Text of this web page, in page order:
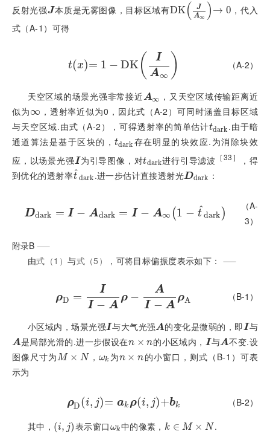
反射光强J
J 本质是无雾图像，目标区域有DK(
J
A∞ ) → 0
DKJA ∞→0
，代入
式（A-1）可得
t(x)= 1 − DK(
I
A∞ )
x=1- DKIA∞ （A-2）
天空区域的场景光强非常接近A∞
A∞
，又天空区域传输距离近
似为∞
∞
，透射率近似为0，因此式（A-2）可同时涵盖目标区域
与天空区域.由式（A-2），可得透射率的简单估计tdark
tdark.由于暗
通道算法是基于区块的，tdark
tdark存在明显的块效应.为消除块效
应，以场景光强I
I 为引导图像，对tdark
tdark进行引导滤波 ［33］
，得
到优化的透射率t
ˆdark
t^dark.进一步估计直接透射光Ddark
Ddark ：
Ddark = I − Adark = I − A∞ (1 − t
ˆdark )
Dd ar k=I-Ada rk=I-A∞ 1-t^d ark
（A-
3）
附录B
由式（1）与式（5） ，可将目标偏振度表示如下：
ρD =
I
I − A
ρ −
A
I − A
ρA
ρD=II-Aρ- AI- AρA （B-1）
小区域内，场景光强I
I 与大气光强A
A 的变化是微弱的，即I
I 与
A
A 是局部光滑的.进一步假设在n × n
n× n 的小区域内， I
I 与A
A 不变.设
图像尺寸为M × N
M× N ， ωk
ωk 为n × n
n×n
的小窗口，则式（B-1）可表
示为
ρD(i, j)= ak ρ(i, j)+bk
ρDi,j= akρi,j+b k
（B-2）
其中， (i, j)
i,j 表示窗口ωk
ωk中的像素， k ∈ M × N
k∈M×N
.